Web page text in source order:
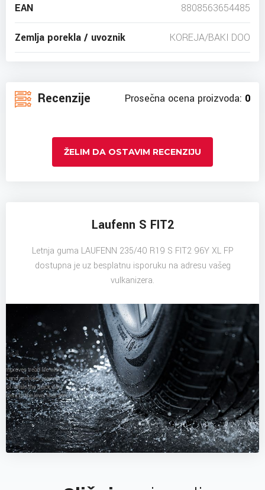
EAN 8808563654485
Zemlja porekla / uvoznik KOREJA/BAKI DOO
Recenzije Prosečna ocena proizvoda: 0
ŽELIM DA OSTAVIM RECENZIJU
Laufenn S FIT2
Letnja guma LAUFENN 235/40 R19 S FIT2 96Y XL FP
dostupna je uz besplatnu isporuku na adresu vašeg
vulkanizera.